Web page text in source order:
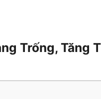
Trống, Tăng